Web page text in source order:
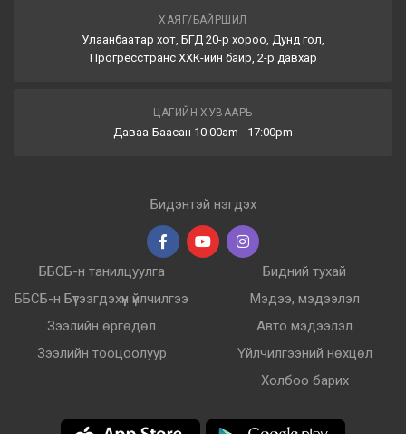
ХАЯГ/БАЙРШИЛ
Улаанбаатар хот, БГД 20-р хороо, Дунд гол,
Прогресстранс ХХК-ийн байр, 2-р давхар
ЦАГИЙН ХУВААРЬ
Даваа-Баасан 10:00am - 17:00pm
Бидэнтэй нэгдэх
ББСБ-н танилцуулга
ББСБ-н Бүтээгдэхүүн үйлчилгээ
Зээлийн өргөдөл
Зээлийн тооцоолуур
Бидний тухай
Мэдээ, мэдээлэл
Авто мэдээлэл
Үйлчилгээний нөхцөл
Холбоо барих